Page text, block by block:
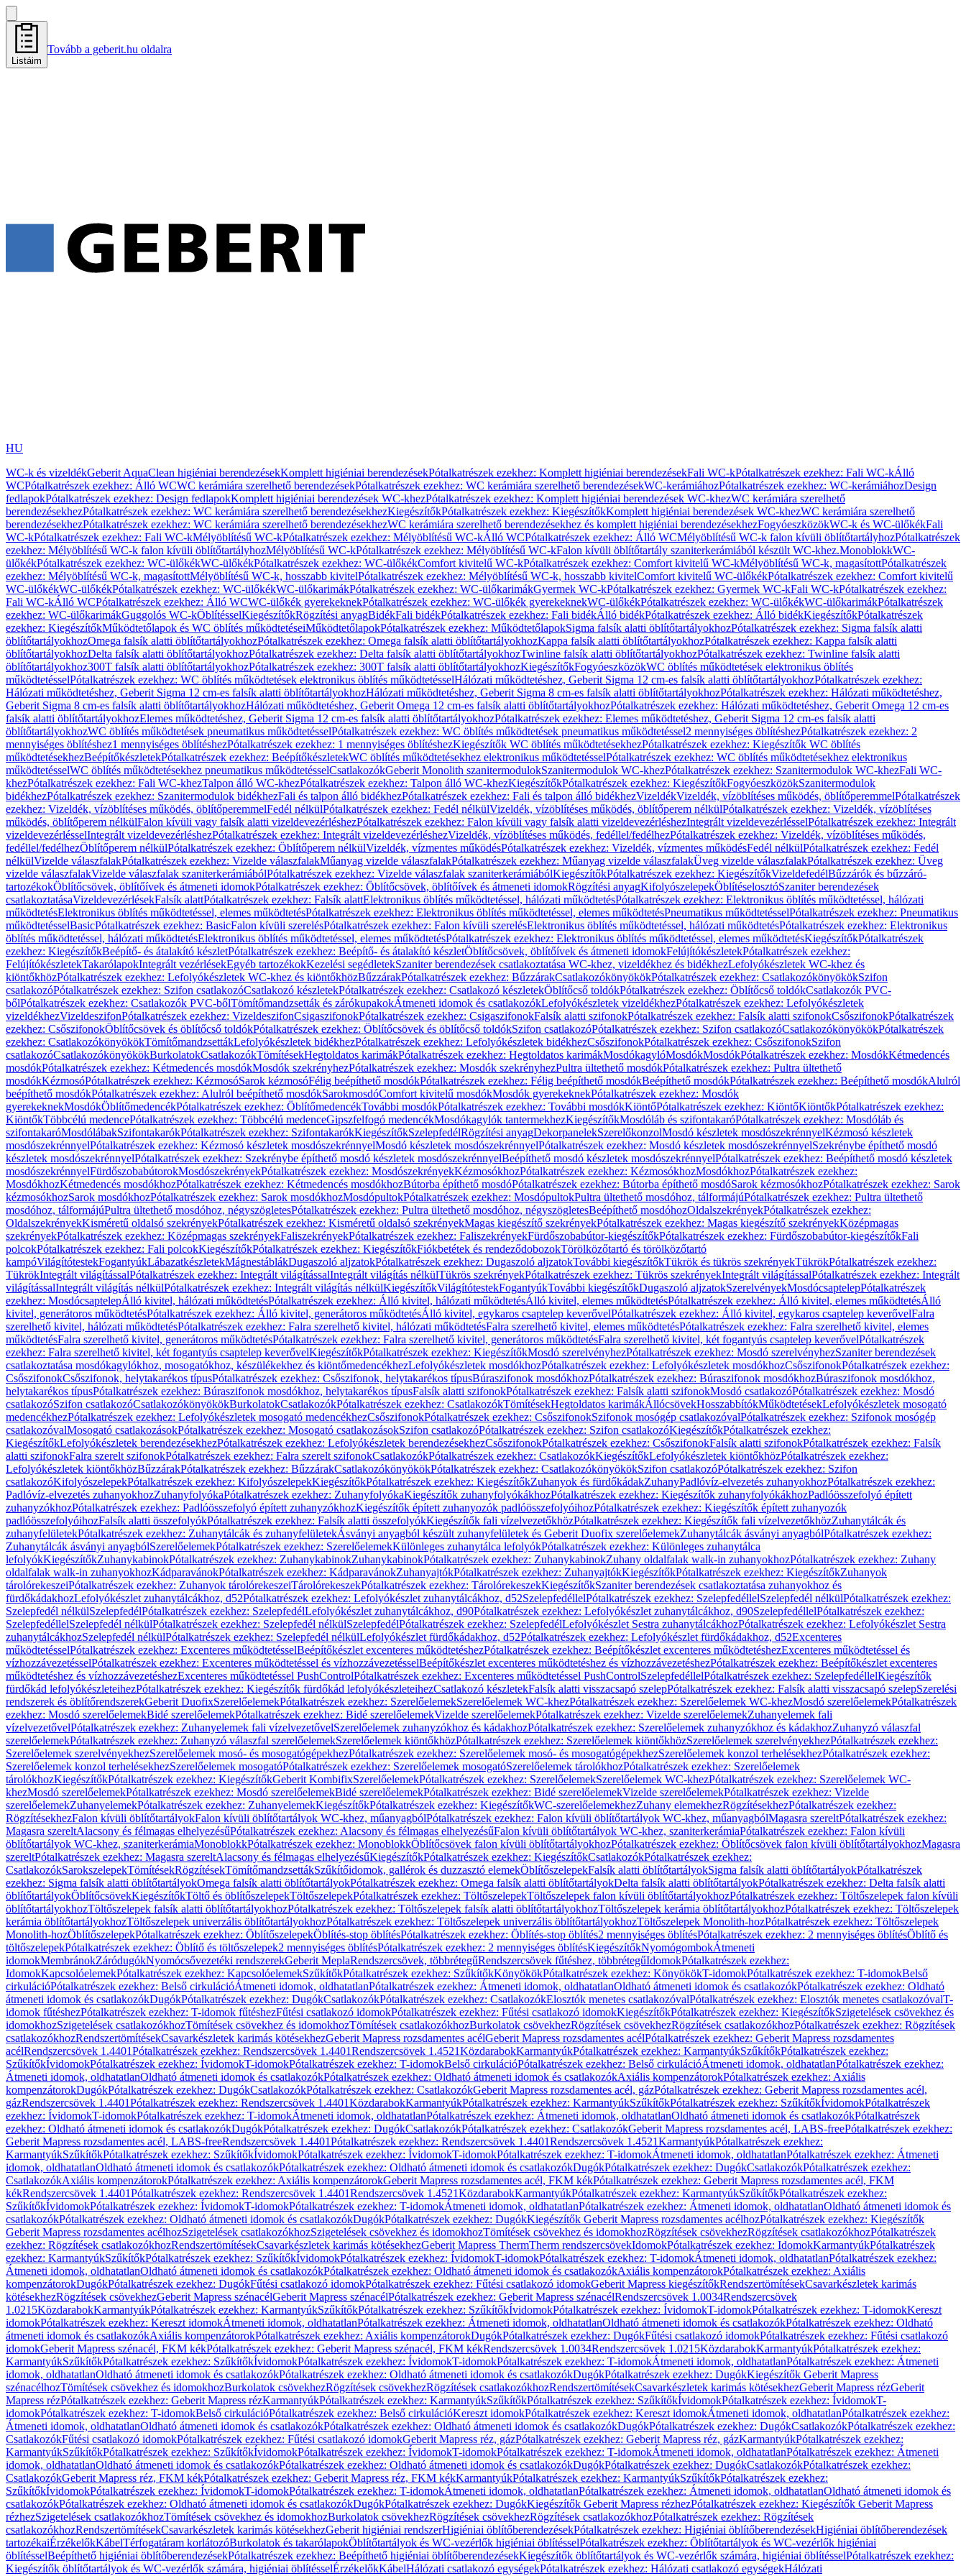
Listáim
Tovább a geberit.hu oldalra
HU
WC-k és vizeldékGeberit AquaClean higiéniai berendezésekKomplett higiéniai berendezésekPótalkatrészek ezekhez: Komplett higiéniai berendezésekFali WC-kPótalkatrészek ezekhez: Fali WC-kÁlló
WCPótalkatrészek ezekhez: Álló WCWC kerámiára szerelhető berendezésekPótalkatrészek ezekhez: WC kerámiára szerelhető berendezésekWC-kerámiáhozPótalkatrészek ezekhez: WC-kerámiáhozDesign
fedlapokPótalkatrészek ezekhez: Design fedlapokKomplett higiéniai berendezések WC-khezPótalkatrészek ezekhez: Komplett higiéniai berendezések WC-khezWC kerámiára szerelhető
berendezésekhezPótalkatrészek ezekhez: WC kerámiára szerelhető berendezésekhezKiegészítőkPótalkatrészek ezekhez: KiegészítőkKomplett higiéniai berendezések WC-khezWC kerámiára szerelhető
berendezésekhezPótalkatrészek ezekhez: WC kerámiára szerelhető berendezésekhezWC kerámiára szerelhető berendezésekhez és komplett higiéniai berendezésekhezFogyóeszközökWC-k és WC-ülőkékFali
WC-kPótalkatrészek ezekhez: Fali WC-kMélyöblítésű WC-kPótalkatrészek ezekhez: Mélyöblítésű WC-kÁlló WCPótalkatrészek ezekhez: Álló WCMélyöblítésű WC-k falon kívüli öblítőtartályhozPótalkatrészek
ezekhez: Mélyöblítésű WC-k falon kívüli öblítőtartályhozMélyöblítésű WC-kPótalkatrészek ezekhez: Mélyöblítésű WC-kFalon kívüli öblítőtartály szaniterkerámiából készült WC-khez.MonoblokkWC-
ülőkékPótalkatrészek ezekhez: WC-ülőkékWC-ülőkékPótalkatrészek ezekhez: WC-ülőkékComfort kivitelű WC-kPótalkatrészek ezekhez: Comfort kivitelű WC-kMélyöblítésű WC-k, magasítottPótalkatrészek
ezekhez: Mélyöblítésű WC-k, magasítottMélyöblítésű WC-k, hosszabb kivitelPótalkatrészek ezekhez: Mélyöblítésű WC-k, hosszabb kivitelComfort kivitelű WC-ülőkékPótalkatrészek ezekhez: Comfort kivitelű
WC-ülőkékWC-ülőkékPótalkatrészek ezekhez: WC-ülőkékWC-ülőkarimákPótalkatrészek ezekhez: WC-ülőkarimákGyermek WC-kPótalkatrészek ezekhez: Gyermek WC-kFali WC-kPótalkatrészek ezekhez:
Fali WC-kÁlló WCPótalkatrészek ezekhez: Álló WCWC-ülőkék gyerekeknekPótalkatrészek ezekhez: WC-ülőkék gyerekeknekWC-ülőkékPótalkatrészek ezekhez: WC-ülőkékWC-ülőkarimákPótalkatrészek
ezekhez: WC-ülőkarimákGuggolós WC-kÖblítésselKiegészítőkRögzítési anyagBidékFali bidékPótalkatrészek ezekhez: Fali bidékÁlló bidékPótalkatrészek ezekhez: Álló bidékKiegészítőkPótalkatrészek
ezekhez: KiegészítőkMűködtetőlapok és WC öblítés működtetéseiMűködtetőlapokPótalkatrészek ezekhez: MűködtetőlapokSigma falsík alatti öblítőtartályokhozPótalkatrészek ezekhez: Sigma falsík alatti
öblítőtartályokhozOmega falsík alatti öblítőtartályokhozPótalkatrészek ezekhez: Omega falsík alatti öblítőtartályokhozKappa falsík alatti öblítőtartályokhozPótalkatrészek ezekhez: Kappa falsík alatti
öblítőtartályokhozDelta falsík alatti öblítőtartályokhozPótalkatrészek ezekhez: Delta falsík alatti öblítőtartályokhozTwinline falsík alatti öblítőtartályokhozPótalkatrészek ezekhez: Twinline falsík alatti
öblítőtartályokhoz300T falsík alatti öblítőtartályokhozPótalkatrészek ezekhez: 300T falsík alatti öblítőtartályokhozKiegészítőkFogyóeszközökWC öblítés működtetések elektronikus öblítés
működtetésselPótalkatrészek ezekhez: WC öblítés működtetések elektronikus öblítés működtetésselHálózati működtetéshez, Geberit Sigma 12 cm-es falsík alatti öblítőtartályokhozPótalkatrészek ezekhez:
Hálózati működtetéshez, Geberit Sigma 12 cm-es falsík alatti öblítőtartályokhozHálózati működtetéshez, Geberit Sigma 8 cm-es falsík alatti öblítőtartályokhozPótalkatrészek ezekhez: Hálózati működtetéshez,
Geberit Sigma 8 cm-es falsík alatti öblítőtartályokhozHálózati működtetéshez, Geberit Omega 12 cm-es falsík alatti öblítőtartályokhozPótalkatrészek ezekhez: Hálózati működtetéshez, Geberit Omega 12 cm-es
falsík alatti öblítőtartályokhozElemes működtetéshez, Geberit Sigma 12 cm-es falsík alatti öblítőtartályokhozPótalkatrészek ezekhez: Elemes működtetéshez, Geberit Sigma 12 cm-es falsík alatti
öblítőtartályokhozWC öblítés működtetések pneumatikus működtetésselPótalkatrészek ezekhez: WC öblítés működtetések pneumatikus működtetéssel2 mennyiséges öblítéshezPótalkatrészek ezekhez: 2
mennyiséges öblítéshez1 mennyiséges öblítéshezPótalkatrészek ezekhez: 1 mennyiséges öblítéshezKiegészítők WC öblítés működtetésekhezPótalkatrészek ezekhez: Kiegészítők WC öblítés
működtetésekhezBeépítőkészletekPótalkatrészek ezekhez: BeépítőkészletekWC öblítés működtetésekhez elektronikus működtetésselPótalkatrészek ezekhez: WC öblítés működtetésekhez elektronikus
működtetésselWC öblítés működtetésekhez pneumatikus működtetésselCsatlakozókGeberit Monolith szanitermodulokSzanitermodulok WC-khezPótalkatrészek ezekhez: Szanitermodulok WC-khezFali WC-
khezPótalkatrészek ezekhez: Fali WC-khezTalpon álló WC-khezPótalkatrészek ezekhez: Talpon álló WC-khezKiegészítőkPótalkatrészek ezekhez: KiegészítőkFogyóeszközökSzanitermodulok
bidékhezPótalkatrészek ezekhez: Szanitermodulok bidékhezFali és talpon álló bidékhezPótalkatrészek ezekhez: Fali és talpon álló bidékhezVizeldékVizeldék, vízöblítéses működés, öblítőperemmelPótalkatrészek
ezekhez: Vizeldék, vízöblítéses működés, öblítőperemmelFedél nélkülPótalkatrészek ezekhez: Fedél nélkülVizeldék, vízöblítéses működés, öblítőperem nélkülPótalkatrészek ezekhez: Vizeldék, vízöblítéses
működés, öblítőperem nélkülFalon kívüli vagy falsík alatti vizeldevezérléshezPótalkatrészek ezekhez: Falon kívüli vagy falsík alatti vizeldevezérléshezIntegrált vizeldevezérlésselPótalkatrészek ezekhez: Integrált
vizeldevezérlésselIntegrált vizeldevezérléshezPótalkatrészek ezekhez: Integrált vizeldevezérléshezVizeldék, vízöblítéses működés, fedéllel/fedélhezPótalkatrészek ezekhez: Vizeldék, vízöblítéses működés,
fedéllel/fedélhezÖblítőperem nélkülPótalkatrészek ezekhez: Öblítőperem nélkülVizeldék, vízmentes működésPótalkatrészek ezekhez: Vizeldék, vízmentes működésFedél nélkülPótalkatrészek ezekhez: Fedél
nélkülVizelde válaszfalakPótalkatrészek ezekhez: Vizelde válaszfalakMűanyag vizelde válaszfalakPótalkatrészek ezekhez: Műanyag vizelde válaszfalakÜveg vizelde válaszfalakPótalkatrészek ezekhez: Üveg
vizelde válaszfalakVizelde válaszfalak szaniterkerámiábólPótalkatrészek ezekhez: Vizelde válaszfalak szaniterkerámiábólKiegészítőkPótalkatrészek ezekhez: KiegészítőkVizeldefedélBűzzárók és bűzzáró-
tartozékokÖblítőcsövek, öblítőívek és átmeneti idomokPótalkatrészek ezekhez: Öblítőcsövek, öblítőívek és átmeneti idomokRögzítési anyagKifolyószelepekÖblítéselosztóSzaniter berendezések
csatlakoztatásaVizeldevezérlésekFalsík alattPótalkatrészek ezekhez: Falsík alattElektronikus öblítés működtetéssel, hálózati működtetésPótalkatrészek ezekhez: Elektronikus öblítés működtetéssel, hálózati
működtetésElektronikus öblítés működtetéssel, elemes működtetésPótalkatrészek ezekhez: Elektronikus öblítés működtetéssel, elemes működtetésPneumatikus működtetésselPótalkatrészek ezekhez: Pneumatikus
működtetésselBasicPótalkatrészek ezekhez: BasicFalon kívüli szerelésPótalkatrészek ezekhez: Falon kívüli szerelésElektronikus öblítés működtetéssel, hálózati működtetésPótalkatrészek ezekhez: Elektronikus
öblítés működtetéssel, hálózati működtetésElektronikus öblítés működtetéssel, elemes működtetésPótalkatrészek ezekhez: Elektronikus öblítés működtetéssel, elemes működtetésKiegészítőkPótalkatrészek
ezekhez: KiegészítőkBeépítő- és átalakító készletPótalkatrészek ezekhez: Beépítő- és átalakító készletÖblítőcsövek, öblítőívek és átmeneti idomokFelújítókészletekPótalkatrészek ezekhez:
FelújítókészletekTakarólapokIntegrált vezérlésekEgyéb tartozékokKezelési segédletekSzaniter berendezések csatlakoztatása WC-khez, vizeldékhez és bidékhezLefolyókészletek WC-khez és
kiöntőkhözPótalkatrészek ezekhez: Lefolyókészletek WC-khez és kiöntőkhözBűzzárakPótalkatrészek ezekhez: BűzzárakCsatlakozókönyökökPótalkatrészek ezekhez: CsatlakozókönyökökSzifon
csatlakozóPótalkatrészek ezekhez: Szifon csatlakozóCsatlakozó készletekPótalkatrészek ezekhez: Csatlakozó készletekÖblítőcső toldókPótalkatrészek ezekhez: Öblítőcső toldókCsatlakozók PVC-
bőlPótalkatrészek ezekhez: Csatlakozók PVC-bőlTömítőmandzsetták és zárókupakokÁtmeneti idomok és csatlakozókLefolyókészletek vizeldékhezPótalkatrészek ezekhez: Lefolyókészletek
vizeldékhezVizeldeszifonPótalkatrészek ezekhez: VizeldeszifonCsigaszifonokPótalkatrészek ezekhez: CsigaszifonokFalsík alatti szifonokPótalkatrészek ezekhez: Falsík alatti szifonokCsőszifonokPótalkatrészek
ezekhez: CsőszifonokÖblítőcsövek és öblítőcső toldókPótalkatrészek ezekhez: Öblítőcsövek és öblítőcső toldókSzifon csatlakozóPótalkatrészek ezekhez: Szifon csatlakozóCsatlakozókönyökökPótalkatrészek
ezekhez: CsatlakozókönyökökTömítőmandzsettákLefolyókészletek bidékhezPótalkatrészek ezekhez: Lefolyókészletek bidékhezCsőszifonokPótalkatrészek ezekhez: CsőszifonokSzifon
csatlakozóCsatlakozókönyökökBurkolatokCsatlakozókTömítésekHegtoldatos karimákPótalkatrészek ezekhez: Hegtoldatos karimákMosdókagylóMosdókMosdókPótalkatrészek ezekhez: MosdókKétmedencés
mosdókPótalkatrészek ezekhez: Kétmedencés mosdókMosdók szekrényhezPótalkatrészek ezekhez: Mosdók szekrényhezPultra ültethető mosdókPótalkatrészek ezekhez: Pultra ültethető
mosdókKézmosóPótalkatrészek ezekhez: KézmosóSarok kézmosóFélig beépíthető mosdókPótalkatrészek ezekhez: Félig beépíthető mosdókBeépíthető mosdókPótalkatrészek ezekhez: Beépíthető mosdókAlulról
beépíthető mosdókPótalkatrészek ezekhez: Alulról beépíthető mosdókSarokmosdóComfort kivitelű mosdókMosdók gyerekeknekPótalkatrészek ezekhez: Mosdók
gyerekeknekMosdókÖblítőmedencékPótalkatrészek ezekhez: ÖblítőmedencékTovábbi mosdókPótalkatrészek ezekhez: További mosdókKiöntőPótalkatrészek ezekhez: KiöntőKiöntőkPótalkatrészek ezekhez:
KiöntőkTöbbcélú medencePótalkatrészek ezekhez: Többcélú medenceGipszfelfogó medencékMosdókagylók tantermekhezKiegészítőkMosdóláb és szifontakaróPótalkatrészek ezekhez: Mosdóláb és
szifontakaróMosdólábakSzifontakarókPótalkatrészek ezekhez: SzifontakarókKiegészítőkSzelepfedélRögzítési anyagDekorpanelekSzerelőkonzolMosdó készletek mosdószekrénnyelKézmosó készletek
mosdószekrénnyelPótalkatrészek ezekhez: Kézmosó készletek mosdószekrénnyelMosdó készletek mosdószekrénnyelPótalkatrészek ezekhez: Mosdó készletek mosdószekrénnyelSzekrénybe építhető mosdó
készletek mosdószekrénnyelPótalkatrészek ezekhez: Szekrénybe építhető mosdó készletek mosdószekrénnyelBeépíthető mosdó készletek mosdószekrénnyelPótalkatrészek ezekhez: Beépíthető mosdó készletek
mosdószekrénnyelFürdőszobabútorokMosdószekrényekPótalkatrészek ezekhez: MosdószekrényekKézmosókhozPótalkatrészek ezekhez: KézmosókhozMosdókhozPótalkatrészek ezekhez:
MosdókhozKétmedencés mosdókhozPótalkatrészek ezekhez: Kétmedencés mosdókhozBútorba építhető mosdóPótalkatrészek ezekhez: Bútorba építhető mosdóSarok kézmosókhozPótalkatrészek ezekhez: Sarok
kézmosókhozSarok mosdókhozPótalkatrészek ezekhez: Sarok mosdókhozMosdópultokPótalkatrészek ezekhez: MosdópultokPultra ültethető mosdóhoz, tálformájúPótalkatrészek ezekhez: Pultra ültethető
mosdóhoz, tálformájúPultra ültethető mosdóhoz, négyszögletesPótalkatrészek ezekhez: Pultra ültethető mosdóhoz, négyszögletesBeépíthető mosdóhozOldalszekrényekPótalkatrészek ezekhez:
OldalszekrényekKisméretű oldalsó szekrényekPótalkatrészek ezekhez: Kisméretű oldalsó szekrényekMagas kiegészítő szekrényekPótalkatrészek ezekhez: Magas kiegészítő szekrényekKözépmagas
szekrényekPótalkatrészek ezekhez: Középmagas szekrényekFaliszekrényekPótalkatrészek ezekhez: FaliszekrényekFürdőszobabútor-kiegészítőkPótalkatrészek ezekhez: Fürdőszobabútor-kiegészítőkFali
polcokPótalkatrészek ezekhez: Fali polcokKiegészítőkPótalkatrészek ezekhez: KiegészítőkFiókbetétek és rendeződobozokTörölközőtartó és törölközőtartó
kampóVilágítótestekFogantyúkLábazatkészletekMágnestáblákDugaszoló aljzatokPótalkatrészek ezekhez: Dugaszoló aljzatokTovábbi kiegészítőkTükrök és tükrös szekrényekTükrökPótalkatrészek ezekhez:
TükrökIntegrált világítássalPótalkatrészek ezekhez: Integrált világítássalIntegrált világítás nélkülTükrös szekrényekPótalkatrészek ezekhez: Tükrös szekrényekIntegrált világítássalPótalkatrészek ezekhez: Integrált
világítássalIntegrált világítás nélkülPótalkatrészek ezekhez: Integrált világítás nélkülKiegészítőkVilágítótestekFogantyúkTovábbi kiegészítőkDugaszoló aljzatokSzerelvényekMosdócsaptelepPótalkatrészek
ezekhez: MosdócsaptelepÁlló kivitel, hálózati működtetésPótalkatrészek ezekhez: Álló kivitel, hálózati működtetésÁlló kivitel, elemes működtetésPótalkatrészek ezekhez: Álló kivitel, elemes működtetésÁlló
kivitel, generátoros működtetésPótalkatrészek ezekhez: Álló kivitel, generátoros működtetésÁlló kivitel, egykaros csaptelep keverővelPótalkatrészek ezekhez: Álló kivitel, egykaros csaptelep keverővelFalra
szerelhető kivitel, hálózati működtetésPótalkatrészek ezekhez: Falra szerelhető kivitel, hálózati működtetésFalra szerelhető kivitel, elemes működtetésPótalkatrészek ezekhez: Falra szerelhető kivitel, elemes
működtetésFalra szerelhető kivitel, generátoros működtetésPótalkatrészek ezekhez: Falra szerelhető kivitel, generátoros működtetésFalra szerelhető kivitel, két fogantyús csaptelep keverővelPótalkatrészek
ezekhez: Falra szerelhető kivitel, két fogantyús csaptelep keverővelKiegészítőkPótalkatrészek ezekhez: KiegészítőkMosdó szerelvényhezPótalkatrészek ezekhez: Mosdó szerelvényhezSzaniter berendezések
csatlakoztatása mosdókagylókhoz, mosogatókhoz, készülékekhez és kiöntőmedencékhezLefolyókészletek mosdókhozPótalkatrészek ezekhez: Lefolyókészletek mosdókhozCsőszifonokPótalkatrészek ezekhez:
CsőszifonokCsőszifonok, helytakarékos típusPótalkatrészek ezekhez: Csőszifonok, helytakarékos típusBúraszifonok mosdókhozPótalkatrészek ezekhez: Búraszifonok mosdókhozBúraszifonok mosdókhoz,
helytakarékos típusPótalkatrészek ezekhez: Búraszifonok mosdókhoz, helytakarékos típusFalsík alatti szifonokPótalkatrészek ezekhez: Falsík alatti szifonokMosdó csatlakozóPótalkatrészek ezekhez: Mosdó
csatlakozóSzifon csatlakozóCsatlakozókönyökökBurkolatokCsatlakozókPótalkatrészek ezekhez: CsatlakozókTömítésekHegtoldatos karimákÁllócsövekHosszabbítókMűködtetésekLefolyókészletek mosogató
medencékhezPótalkatrészek ezekhez: Lefolyókészletek mosogató medencékhezCsőszifonokPótalkatrészek ezekhez: CsőszifonokSzifonok mosógép csatlakozóvalPótalkatrészek ezekhez: Szifonok mosógép
csatlakozóvalMosogató csatlakozásokPótalkatrészek ezekhez: Mosogató csatlakozásokSzifon csatlakozóPótalkatrészek ezekhez: Szifon csatlakozóKiegészítőkPótalkatrészek ezekhez:
KiegészítőkLefolyókészletek berendezésekhezPótalkatrészek ezekhez: Lefolyókészletek berendezésekhezCsőszifonokPótalkatrészek ezekhez: CsőszifonokFalsík alatti szifonokPótalkatrészek ezekhez: Falsík
alatti szifonokFalra szerelt szifonokPótalkatrészek ezekhez: Falra szerelt szifonokCsatlakozókPótalkatrészek ezekhez: CsatlakozókKiegészítőkLefolyókészletek kiöntőkhözPótalkatrészek ezekhez:
Lefolyókészletek kiöntőkhözBűzzárakPótalkatrészek ezekhez: BűzzárakCsatlakozókönyökökPótalkatrészek ezekhez: CsatlakozókönyökökSzifon csatlakozóPótalkatrészek ezekhez: Szifon
csatlakozóKifolyószelepekPótalkatrészek ezekhez: KifolyószelepekKiegészítőkPótalkatrészek ezekhez: KiegészítőkZuhanyok és fürdőkádakZuhanyPadlóvíz-elvezetés zuhanyokhozPótalkatrészek ezekhez:
Padlóvíz-elvezetés zuhanyokhozZuhanyfolyókaPótalkatrészek ezekhez: ZuhanyfolyókaKiegészítők zuhanyfolyókákhozPótalkatrészek ezekhez: Kiegészítők zuhanyfolyókákhozPadlóösszefolyó épített
zuhanyzókhozPótalkatrészek ezekhez: Padlóösszefolyó épített zuhanyzókhozKiegészítők épített zuhanyozók padlóösszefolyóihozPótalkatrészek ezekhez: Kiegészítők épített zuhanyozók
padlóösszefolyóihozFalsík alatti összefolyókPótalkatrészek ezekhez: Falsík alatti összefolyókKiegészítők fali vízelvezetőkhözPótalkatrészek ezekhez: Kiegészítők fali vízelvezetőkhözZuhanytálcák és
zuhanyfelületekPótalkatrészek ezekhez: Zuhanytálcák és zuhanyfelületekÁsványi anyagból készült zuhanyfelületek és Geberit Duofix szerelőelemekZuhanytálcák ásványi anyagbólPótalkatrészek ezekhez:
Zuhanytálcák ásványi anyagbólSzerelőelemekPótalkatrészek ezekhez: SzerelőelemekKülönleges zuhanytálca lefolyókPótalkatrészek ezekhez: Különleges zuhanytálca
lefolyókKiegészítőkZuhanykabinokPótalkatrészek ezekhez: ZuhanykabinokZuhanykabinokPótalkatrészek ezekhez: ZuhanykabinokZuhany oldalfalak walk-in zuhanyokhozPótalkatrészek ezekhez: Zuhany
oldalfalak walk-in zuhanyokhozKádparavánokPótalkatrészek ezekhez: KádparavánokZuhanyajtókPótalkatrészek ezekhez: ZuhanyajtókKiegészítőkPótalkatrészek ezekhez: KiegészítőkZuhanyok
tárolórekeszeiPótalkatrészek ezekhez: Zuhanyok tárolórekeszeiTárolórekeszekPótalkatrészek ezekhez: TárolórekeszekKiegészítőkSzaniter berendezések csatlakoztatása zuhanyokhoz és
fürdőkádakhozLefolyókészlet zuhanytálcákhoz, d52Pótalkatrészek ezekhez: Lefolyókészlet zuhanytálcákhoz, d52SzelepfedéllelPótalkatrészek ezekhez: SzelepfedéllelSzelepfedél nélkülPótalkatrészek ezekhez:
Szelepfedél nélkülSzelepfedélPótalkatrészek ezekhez: SzelepfedélLefolyókészlet zuhanytálcákhoz, d90Pótalkatrészek ezekhez: Lefolyókészlet zuhanytálcákhoz, d90SzelepfedéllelPótalkatrészek ezekhez:
SzelepfedéllelSzelepfedél nélkülPótalkatrészek ezekhez: Szelepfedél nélkülSzelepfedélPótalkatrészek ezekhez: SzelepfedélLefolyókészlet Sestra zuhanytálcákhozPótalkatrészek ezekhez: Lefolyókészlet Sestra
zuhanytálcákhozSzelepfedél nélkülPótalkatrészek ezekhez: Szelepfedél nélkülLefolyókészlet fürdőkádakhoz, d52Pótalkatrészek ezekhez: Lefolyókészlet fürdőkádakhoz, d52Excenteres
működtetésselPótalkatrészek ezekhez: Excenteres működtetésselBeépítőkészlet excenteres működtetéshezPótalkatrészek ezekhez: Beépítőkészlet excenteres működtetéshezExcenteres működtetéssel és
vízhozzávezetésselPótalkatrészek ezekhez: Excenteres működtetéssel és vízhozzávezetésselBeépítőkészlet excenteres működtetéshez és vízhozzávezetéshezPótalkatrészek ezekhez: Beépítőkészlet excenteres
működtetéshez és vízhozzávezetéshezExcenteres működtetéssel PushControlPótalkatrészek ezekhez: Excenteres működtetéssel PushControlSzelepfedéllelPótalkatrészek ezekhez: SzelepfedéllelKiegészítők
fürdőkád lefolyókészleteihezPótalkatrészek ezekhez: Kiegészítők fürdőkád lefolyókészleteihezCsatlakozó készletekFalsík alatti visszacsapó szelepPótalkatrészek ezekhez: Falsík alatti visszacsapó szelepSzerelési
rendszerek és öblítőrendszerekGeberit DuofixSzerelőelemekPótalkatrészek ezekhez: SzerelőelemekSzerelőelemek WC-khezPótalkatrészek ezekhez: Szerelőelemek WC-khezMosdó szerelőelemekPótalkatrészek
ezekhez: Mosdó szerelőelemekBidé szerelőelemekPótalkatrészek ezekhez: Bidé szerelőelemekVizelde szerelőelemekPótalkatrészek ezekhez: Vizelde szerelőelemekZuhanyelemek fali
vízelvezetővelPótalkatrészek ezekhez: Zuhanyelemek fali vízelvezetővelSzerelőelemek zuhanyzókhoz és kádakhozPótalkatrészek ezekhez: Szerelőelemek zuhanyzókhoz és kádakhozZuhanyzó válaszfal
szerelőelemekPótalkatrészek ezekhez: Zuhanyzó válaszfal szerelőelemekSzerelőelemek kiöntőkhözPótalkatrészek ezekhez: Szerelőelemek kiöntőkhözSzerelőelemek szerelvényekhezPótalkatrészek ezekhez:
Szerelőelemek szerelvényekhezSzerelőelemek mosó- és mosogatógépekhezPótalkatrészek ezekhez: Szerelőelemek mosó- és mosogatógépekhezSzerelőelemek konzol terhelésekhezPótalkatrészek ezekhez:
Szerelőelemek konzol terhelésekhezSzerelőelemek mosogatóPótalkatrészek ezekhez: Szerelőelemek mosogatóSzerelőelemek tárolókhozPótalkatrészek ezekhez: Szerelőelemek
tárolókhozKiegészítőkPótalkatrészek ezekhez: KiegészítőkGeberit KombifixSzerelőelemekPótalkatrészek ezekhez: SzerelőelemekSzerelőelemek WC-khezPótalkatrészek ezekhez: Szerelőelemek WC-
khezMosdó szerelőelemekPótalkatrészek ezekhez: Mosdó szerelőelemekBidé szerelőelemekPótalkatrészek ezekhez: Bidé szerelőelemekVizelde szerelőelemekPótalkatrészek ezekhez: Vizelde
szerelőelemekZuhanyelemekPótalkatrészek ezekhez: ZuhanyelemekKiegészítőkPótalkatrészek ezekhez: KiegészítőkWC-szerelőelemekhezZuhany elemekhezRögzítésekhezPótalkatrészek ezekhez:
RögzítésekhezFalon kívüli öblítőtartályokFalon kívüli öblítőtartályok WC-khez, műanyagbólPótalkatrészek ezekhez: Falon kívüli öblítőtartályok WC-khez, műanyagbólMagasra szereltPótalkatrészek ezekhez:
Magasra szereltAlacsony és félmagas elhelyezésűPótalkatrészek ezekhez: Alacsony és félmagas elhelyezésűFalon kívüli öblítőtartályok WC-khez, szaniterkerámiaPótalkatrészek ezekhez: Falon kívüli
öblítőtartályok WC-khez, szaniterkerámiaMonoblokkPótalkatrészek ezekhez: MonoblokkÖblítőcsövek falon kívüli öblítőtartályokhozPótalkatrészek ezekhez: Öblítőcsövek falon kívüli öblítőtartályokhozMagasra
szereltPótalkatrészek ezekhez: Magasra szereltAlacsony és félmagas elhelyezésűKiegészítőkPótalkatrészek ezekhez: KiegészítőkCsatlakozókPótalkatrészek ezekhez:
CsatlakozókSarokszelepekTömítésekRögzítésekTömítőmandzsettákSzűkítőidomok, gallérok és duzzasztó elemekÖblítőszelepekFalsík alatti öblítőtartályokSigma falsík alatti öblítőtartályokPótalkatrészek
ezekhez: Sigma falsík alatti öblítőtartályokOmega falsík alatti öblítőtartályokPótalkatrészek ezekhez: Omega falsík alatti öblítőtartályokDelta falsík alatti öblítőtartályokPótalkatrészek ezekhez: Delta falsík alatti
öblítőtartályokÖblítőcsövekKiegészítőkTöltő és öblítőszelepekTöltőszelepekPótalkatrészek ezekhez: TöltőszelepekTöltőszelepek falon kívüli öblítőtartályokhozPótalkatrészek ezekhez: Töltőszelepek falon kívüli
öblítőtartályokhozTöltőszelepek falsík alatti öblítőtartályokhozPótalkatrészek ezekhez: Töltőszelepek falsík alatti öblítőtartályokhozTöltőszelepek kerámia öblítőtartályokhozPótalkatrészek ezekhez: Töltőszelepek
kerámia öblítőtartályokhozTöltőszelepek univerzális öblítőtartályokhozPótalkatrészek ezekhez: Töltőszelepek univerzális öblítőtartályokhozTöltőszelepek Monolith-hozPótalkatrészek ezekhez: Töltőszelepek
Monolith-hozÖblítőszelepekPótalkatrészek ezekhez: ÖblítőszelepekÖblítés-stop öblítésPótalkatrészek ezekhez: Öblítés-stop öblítés2 mennyiséges öblítésPótalkatrészek ezekhez: 2 mennyiséges öblítésÖblítő és
töltőszelepekPótalkatrészek ezekhez: Öblítő és töltőszelepek2 mennyiséges öblítésPótalkatrészek ezekhez: 2 mennyiséges öblítésKiegészítőkNyomógombokÁtmeneti
idomokMembránokZáródugókNyomócsővezetéki rendszerekGeberit MeplaRendszercsövek, többrétegűRendszercsövek fűtéshez, többrétegűIdomokPótalkatrészek ezekhez:
IdomokKapcsolóelemekPótalkatrészek ezekhez: KapcsolóelemekSzűkítőkPótalkatrészek ezekhez: SzűkítőkKönyökökPótalkatrészek ezekhez: KönyökökT-idomokPótalkatrészek ezekhez: T-idomokBelső
cirkulációPótalkatrészek ezekhez: Belső cirkulációÁtmeneti idomok, oldhatatlanPótalkatrészek ezekhez: Átmeneti idomok, oldhatatlanOldható átmeneti idomok és csatlakozókPótalkatrészek ezekhez: Oldható
átmeneti idomok és csatlakozókDugókPótalkatrészek ezekhez: DugókCsatlakozókPótalkatrészek ezekhez: CsatlakozókElosztók menetes csatlakozóvalPótalkatrészek ezekhez: Elosztók menetes csatlakozóvalT-
idomok fűtéshezPótalkatrészek ezekhez: T-idomok fűtéshezFűtési csatlakozó idomokPótalkatrészek ezekhez: Fűtési csatlakozó idomokKiegészítőkPótalkatrészek ezekhez: KiegészítőkSzigetelések csövekhez és
idomokhozSzigetelések csatlakozókhozTömítések csövekhez és idomokhozTömítések csatlakozókhozBurkolatok csövekhezRögzítések csövekhezRögzítések csatlakozókhozPótalkatrészek ezekhez: Rögzítések
csatlakozókhozRendszertömítésekCsavarkészletek karimás kötésekhezGeberit Mapress rozsdamentes acélGeberit Mapress rozsdamentes acélPótalkatrészek ezekhez: Geberit Mapress rozsdamentes
acélRendszercsövek 1.4401Pótalkatrészek ezekhez: Rendszercsövek 1.4401Rendszercsövek 1.4521KözdarabokKarmantyúkPótalkatrészek ezekhez: KarmantyúkSzűkítőkPótalkatrészek ezekhez:
SzűkítőkÍvidomokPótalkatrészek ezekhez: ÍvidomokT-idomokPótalkatrészek ezekhez: T-idomokBelső cirkulációPótalkatrészek ezekhez: Belső cirkulációÁtmeneti idomok, oldhatatlanPótalkatrészek ezekhez:
Átmeneti idomok, oldhatatlanOldható átmeneti idomok és csatlakozókPótalkatrészek ezekhez: Oldható átmeneti idomok és csatlakozókAxiális kompenzátorokPótalkatrészek ezekhez: Axiális
kompenzátorokDugókPótalkatrészek ezekhez: DugókCsatlakozókPótalkatrészek ezekhez: CsatlakozókGeberit Mapress rozsdamentes acél, gázPótalkatrészek ezekhez: Geberit Mapress rozsdamentes acél,
gázRendszercsövek 1.4401Pótalkatrészek ezekhez: Rendszercsövek 1.4401KözdarabokKarmantyúkPótalkatrészek ezekhez: KarmantyúkSzűkítőkPótalkatrészek ezekhez: SzűkítőkÍvidomokPótalkatrészek
ezekhez: ÍvidomokT-idomokPótalkatrészek ezekhez: T-idomokÁtmeneti idomok, oldhatatlanPótalkatrészek ezekhez: Átmeneti idomok, oldhatatlanOldható átmeneti idomok és csatlakozókPótalkatrészek
ezekhez: Oldható átmeneti idomok és csatlakozókDugókPótalkatrészek ezekhez: DugókCsatlakozókPótalkatrészek ezekhez: CsatlakozókGeberit Mapress rozsdamentes acél, LABS-freePótalkatrészek ezekhez:
Geberit Mapress rozsdamentes acél, LABS-freeRendszercsövek 1.4401Pótalkatrészek ezekhez: Rendszercsövek 1.4401Rendszercsövek 1.4521KarmantyúkPótalkatrészek ezekhez:
KarmantyúkSzűkítőkPótalkatrészek ezekhez: SzűkítőkÍvidomokPótalkatrészek ezekhez: ÍvidomokT-idomokPótalkatrészek ezekhez: T-idomokÁtmeneti idomok, oldhatatlanPótalkatrészek ezekhez: Átmeneti
idomok, oldhatatlanOldható átmeneti idomok és csatlakozókPótalkatrészek ezekhez: Oldható átmeneti idomok és csatlakozókDugókPótalkatrészek ezekhez: DugókCsatlakozókPótalkatrészek ezekhez:
CsatlakozókAxiális kompenzátorokPótalkatrészek ezekhez: Axiális kompenzátorokGeberit Mapress rozsdamentes acél, FKM kékPótalkatrészek ezekhez: Geberit Mapress rozsdamentes acél, FKM
kékRendszercsövek 1.4401Pótalkatrészek ezekhez: Rendszercsövek 1.4401Rendszercsövek 1.4521KözdarabokKarmantyúkPótalkatrészek ezekhez: KarmantyúkSzűkítőkPótalkatrészek ezekhez:
SzűkítőkÍvidomokPótalkatrészek ezekhez: ÍvidomokT-idomokPótalkatrészek ezekhez: T-idomokÁtmeneti idomok, oldhatatlanPótalkatrészek ezekhez: Átmeneti idomok, oldhatatlanOldható átmeneti idomok és
csatlakozókPótalkatrészek ezekhez: Oldható átmeneti idomok és csatlakozókDugókPótalkatrészek ezekhez: DugókKiegészítők Geberit Mapress rozsdamentes acélhozPótalkatrészek ezekhez: Kiegészítők
Geberit Mapress rozsdamentes acélhozSzigetelések csatlakozókhozSzigetelések csövekhez és idomokhozTömítések csövekhez és idomokhozRögzítések csövekhezRögzítések csatlakozókhozPótalkatrészek
ezekhez: Rögzítések csatlakozókhozRendszertömítésekCsavarkészletek karimás kötésekhezGeberit Mapress ThermTherm rendszercsövekIdomokPótalkatrészek ezekhez: IdomokKarmantyúkPótalkatrészek
ezekhez: KarmantyúkSzűkítőkPótalkatrészek ezekhez: SzűkítőkÍvidomokPótalkatrészek ezekhez: ÍvidomokT-idomokPótalkatrészek ezekhez: T-idomokÁtmeneti idomok, oldhatatlanPótalkatrészek ezekhez:
Átmeneti idomok, oldhatatlanOldható átmeneti idomok és csatlakozókPótalkatrészek ezekhez: Oldható átmeneti idomok és csatlakozókAxiális kompenzátorokPótalkatrészek ezekhez: Axiális
kompenzátorokDugókPótalkatrészek ezekhez: DugókFűtési csatlakozó idomokPótalkatrészek ezekhez: Fűtési csatlakozó idomokGeberit Mapress kiegészítőkRendszertömítésekCsavarkészletek karimás
kötésekhezRögzítések csövekhezGeberit Mapress szénacélGeberit Mapress szénacélPótalkatrészek ezekhez: Geberit Mapress szénacélRendszercsövek 1.0034Rendszercsövek
1.0215KözdarabokKarmantyúkPótalkatrészek ezekhez: KarmantyúkSzűkítőkPótalkatrészek ezekhez: SzűkítőkÍvidomokPótalkatrészek ezekhez: ÍvidomokT-idomokPótalkatrészek ezekhez: T-idomokKereszt
idomokPótalkatrészek ezekhez: Kereszt idomokÁtmeneti idomok, oldhatatlanPótalkatrészek ezekhez: Átmeneti idomok, oldhatatlanOldható átmeneti idomok és csatlakozókPótalkatrészek ezekhez: Oldható
átmeneti idomok és csatlakozókAxiális kompenzátorokPótalkatrészek ezekhez: Axiális kompenzátorokDugókPótalkatrészek ezekhez: DugókFűtési csatlakozó idomokPótalkatrészek ezekhez: Fűtési csatlakozó
idomokGeberit Mapress szénacél, FKM kékPótalkatrészek ezekhez: Geberit Mapress szénacél, FKM kékRendszercsövek 1.0034Rendszercsövek 1.0215KözdarabokKarmantyúkPótalkatrészek ezekhez:
KarmantyúkSzűkítőkPótalkatrészek ezekhez: SzűkítőkÍvidomokPótalkatrészek ezekhez: ÍvidomokT-idomokPótalkatrészek ezekhez: T-idomokÁtmeneti idomok, oldhatatlanPótalkatrészek ezekhez: Átmeneti
idomok, oldhatatlanOldható átmeneti idomok és csatlakozókPótalkatrészek ezekhez: Oldható átmeneti idomok és csatlakozókDugókPótalkatrészek ezekhez: DugókKiegészítők Geberit Mapress
szénacélhozTömítések csövekhez és idomokhozBurkolatok csövekhezRögzítések csövekhezRögzítések csatlakozókhozRendszertömítésekCsavarkészletek karimás kötésekhezGeberit Mapress rézGeberit
Mapress rézPótalkatrészek ezekhez: Geberit Mapress rézKarmantyúkPótalkatrészek ezekhez: KarmantyúkSzűkítőkPótalkatrészek ezekhez: SzűkítőkÍvidomokPótalkatrészek ezekhez: ÍvidomokT-
idomokPótalkatrészek ezekhez: T-idomokBelső cirkulációPótalkatrészek ezekhez: Belső cirkulációKereszt idomokPótalkatrészek ezekhez: Kereszt idomokÁtmeneti idomok, oldhatatlanPótalkatrészek ezekhez:
Átmeneti idomok, oldhatatlanOldható átmeneti idomok és csatlakozókPótalkatrészek ezekhez: Oldható átmeneti idomok és csatlakozókDugókPótalkatrészek ezekhez: DugókCsatlakozókPótalkatrészek ezekhez:
CsatlakozókFűtési csatlakozó idomokPótalkatrészek ezekhez: Fűtési csatlakozó idomokGeberit Mapress réz, gázPótalkatrészek ezekhez: Geberit Mapress réz, gázKarmantyúkPótalkatrészek ezekhez:
KarmantyúkSzűkítőkPótalkatrészek ezekhez: SzűkítőkÍvidomokPótalkatrészek ezekhez: ÍvidomokT-idomokPótalkatrészek ezekhez: T-idomokÁtmeneti idomok, oldhatatlanPótalkatrészek ezekhez: Átmeneti
idomok, oldhatatlanOldható átmeneti idomok és csatlakozókPótalkatrészek ezekhez: Oldható átmeneti idomok és csatlakozókDugókPótalkatrészek ezekhez: DugókCsatlakozókPótalkatrészek ezekhez:
CsatlakozókGeberit Mapress réz, FKM kékPótalkatrészek ezekhez: Geberit Mapress réz, FKM kékKarmantyúkPótalkatrészek ezekhez: KarmantyúkSzűkítőkPótalkatrészek ezekhez:
SzűkítőkÍvidomokPótalkatrészek ezekhez: ÍvidomokT-idomokPótalkatrészek ezekhez: T-idomokÁtmeneti idomok, oldhatatlanPótalkatrészek ezekhez: Átmeneti idomok, oldhatatlanOldható átmeneti idomok és
csatlakozókPótalkatrészek ezekhez: Oldható átmeneti idomok és csatlakozókDugókPótalkatrészek ezekhez: DugókKiegészítők Geberit Mapress rézhezPótalkatrészek ezekhez: Kiegészítők Geberit Mapress
rézhezSzigetelések csatlakozókhozTömítések csövekhez és idomokhozBurkolatok csövekhezRögzítések csövekhezRögzítések csatlakozókhozPótalkatrészek ezekhez: Rögzítések
csatlakozókhozRendszertömítésekCsavarkészletek karimás kötésekhezGeberit higiéniai rendszerHigiéniai öblítőberendezésekPótalkatrészek ezekhez: Higiéniai öblítőberendezésekHigiéniai öblítőberendezések
tartozékaiÉrzékelőkKábelTérfogatáram korlátozóBurkolatok és takarólapokÖblítőtartályok és WC-vezérlők higiéniai öblítésselPótalkatrészek ezekhez: Öblítőtartályok és WC-vezérlők higiéniai
öblítésselBeépíthető higiéniai öblítőberendezésekPótalkatrészek ezekhez: Beépíthető higiéniai öblítőberendezésekKiegészítők öblítőtartályok és WC-vezérlők számára, higiéniai öblítésselPótalkatrészek ezekhez:
Kiegészítők öblítőtartályok és WC-vezérlők számára, higiéniai öblítésselÉrzékelőkKábelHálózati csatlakozó egységekPótalkatrészek ezekhez: Hálózati csatlakozó egységekHálózati